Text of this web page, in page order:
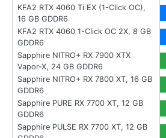
KFA2 RTX 4060 Ti EX (1-Click OC),
16 GB GDDR6
KFA2 RTX 4060 1-Click OC 2X, 8 GB
GDDR6
Sapphire NITRO+ RX 7900 XTX
Vapor-X, 24 GB GDDR6
Sapphire NITRO+ RX 7800 XT, 16 GB
GDDR6
Sapphire PURE RX 7700 XT, 12 GB
GDDR6
Sapphire PULSE RX 7700 XT, 12 GB